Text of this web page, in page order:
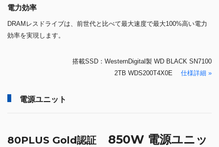
電力効率
DRAMレスドライブは、前世代と比べて最大速度で最大100%高い電力
効率を実現します。
搭載SSD：WesternDigital製 WD BLACK SN7100
2TB WDS200T4X0E 仕様詳細 »
電源ユニット
80PLUS Gold認証 850W 電源ユニッ